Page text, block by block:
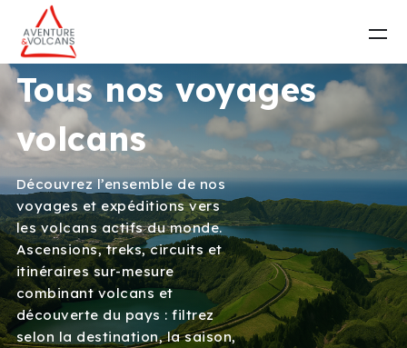
Tous nos voyages
volcans
Découvrez l’ensemble de nos
voyages et expéditions vers
les volcans actifs du monde.
Ascensions, treks, circuits et
itinéraires sur-mesure
combinant volcans et
découverte du pays : filtrez
selon la destination, la saison,